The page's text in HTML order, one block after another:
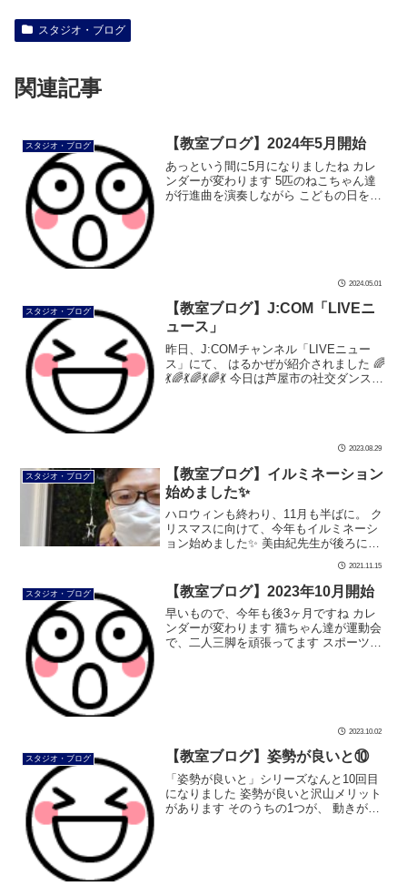
スタジオ・ブログ
関連記事
スタジオ・ブログ 【教室ブログ】2024年5月開始
あっという間に5月になりましたね カレ
ンダーが変わります 5匹のねこちゃん達
が行進曲を演奏しながら こどもの日を祝
2024.05.01
スタジオ・ブログ
【教室ブログ】J:COM「LIVEニ
ュース」
昨日、J:COMチャンネル「LIVEニュー
ス」にて、 はるかぜが紹介されました 🌈
💃🌈💃🌈💃🌈💃 今日は芦屋市の社交ダンス教
2023.08.29
スタジオ・ブログ
【教室ブログ】イルミネーション
始めました✨
ハロウィンも終わり、11月も半ばに。 ク
リスマスに向けて、今年もイルミネーシ
ョン始めました✨ 美由紀先生が後ろにい
ました 教室内からはこんな感じです✨ 外
に出て、下から見上げました。 正面から
です 気温は低くて寒いですが […]
2021.11.15
スタジオ・ブログ 【教室ブログ】2023年10月開始
早いもので、今年も後3ヶ月ですね カレ
ンダーが変わります 猫ちゃん達が運動会
で、二人三脚を頑張ってます スポーツの
2023.10.02
スタジオ・ブログ 【教室ブログ】姿勢が良いと⑩
「姿勢が良いと」シリーズなんと10回目
になりました 姿勢が良いと沢山メリット
があります そのうちの1つが、 動きがキ